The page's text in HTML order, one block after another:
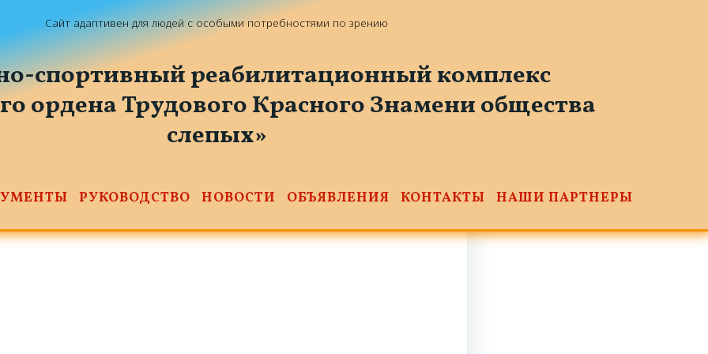
Сайт адаптивен для людей с особыми потребностями по зрению
спортивный реабилитационный комплекс
ордена Трудового Красного Знамени общества
слепых»
РУКОВОДСТВО НОВОСТИ ОБЪЯВЛЕНИЯ КОНТАКТЫ НАШИ ПАРТНЕРЫ